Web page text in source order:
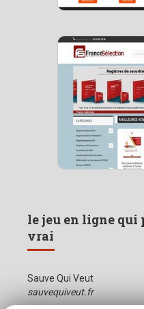
le jeu en ligne qui
vrai
Sauve Qui Veut
sauvequiveut.fr